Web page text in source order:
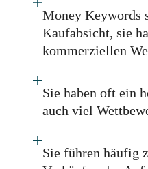
Money Keywords
Kaufabsicht, sie
kommerziellen
Sie haben oft ein
auch viel
Sie führen häufig